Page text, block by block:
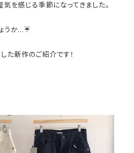
を感じる季節になってきました。
うか…☔️
た新作のご紹介です！